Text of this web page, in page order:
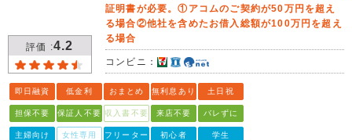
評価 :4.2
証明書が必要。①アコムのご契約が50万円を超え
る場合②他社を含めたお借入総額が100万円を超え
る場合
コンビニ：
即日融資 低金利 おまとめ 無利息あり 土日祝
担保不要 保証人不要 収入書不要 来店不要 バレずに
主婦向け 女性専用 フリーター 初心者 学生